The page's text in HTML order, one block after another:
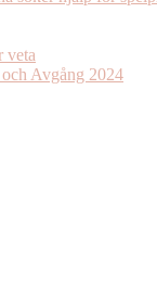
veta
Avgång 2024